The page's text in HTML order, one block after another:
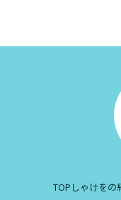
TOP しゃけをの